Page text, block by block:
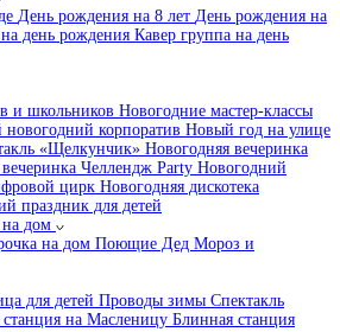
День рождения на 8 лет День рождения на
на день рождения Кавер группа на день
и школьников Новогодние мастер-классы
новогодний корпоратив Новый год на улице
«Щелкунчик» Новогодняя вечеринка
Челлендж Party Новогодний
цирк Новогодняя дискотека
праздник для детей
дом
на дом Поющие Дед Мороз и
для детей Проводы зимы Спектакль
на Масленицу Блинная станция